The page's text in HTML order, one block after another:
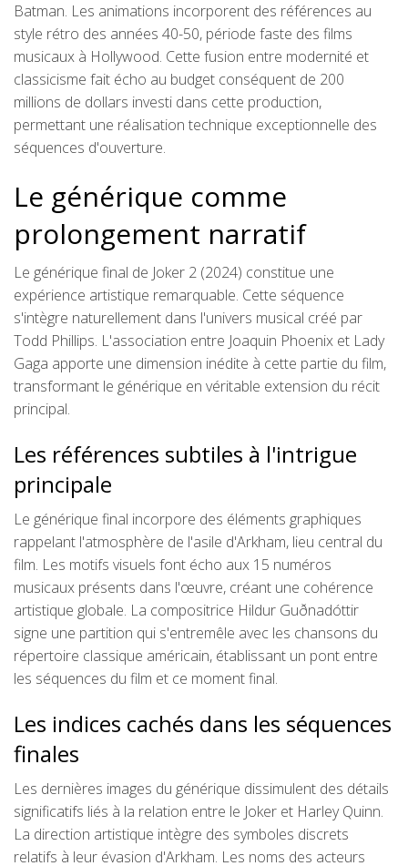
Batman. Les animations incorporent des références au
style rétro des années 40-50, période faste des films
musicaux à Hollywood. Cette fusion entre modernité et
classicisme fait écho au budget conséquent de 200
millions de dollars investi dans cette production,
permettant une réalisation technique exceptionnelle des
séquences d'ouverture.
Le générique comme
prolongement narratif
Le générique final de Joker 2 (2024) constitue une
expérience artistique remarquable. Cette séquence
s'intègre naturellement dans l'univers musical créé par
Todd Phillips. L'association entre Joaquin Phoenix et Lady
Gaga apporte une dimension inédite à cette partie du film,
transformant le générique en véritable extension du récit
principal.
Les références subtiles à l'intrigue
principale
Le générique final incorpore des éléments graphiques
rappelant l'atmosphère de l'asile d'Arkham, lieu central du
film. Les motifs visuels font écho aux 15 numéros
musicaux présents dans l'œuvre, créant une cohérence
artistique globale. La compositrice Hildur Guðnadóttir
signe une partition qui s'entremêle avec les chansons du
répertoire classique américain, établissant un pont entre
les séquences du film et ce moment final.
Les indices cachés dans les séquences
finales
Les dernières images du générique dissimulent des détails
significatifs liés à la relation entre le Joker et Harley Quinn.
La direction artistique intègre des symboles discrets
relatifs à leur évasion d'Arkham. Les noms des acteurs